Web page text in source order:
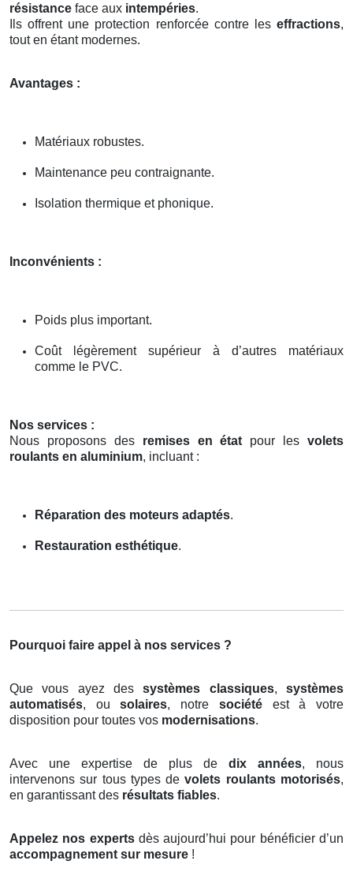
résistance face aux intempéries.
Ils offrent une protection renforcée contre les effractions,
tout en étant modernes.
Avantages :
Matériaux robustes.
Maintenance peu contraignante.
Isolation thermique et phonique.
Inconvénients :
Poids plus important.
Coût légèrement supérieur à d’autres matériaux
comme le PVC.
Nos services :
Nous proposons des remises en état pour les volets
roulants en aluminium, incluant :
Réparation des moteurs adaptés.
Restauration esthétique.
Pourquoi faire appel à nos services ?
Que vous ayez dessystèmes classiques,systèmes
automatisés, ousolaires, notre sociétéest à votre
disposition pour toutes vos modernisations.
Avec une expertise de plus de dix années, nous
intervenons sur tous types devolets roulants motorisés,
en garantissant des résultats fiables.
Appelez nos expertsdès aujourd’hui pour bénéficier d’un
accompagnement sur mesure !